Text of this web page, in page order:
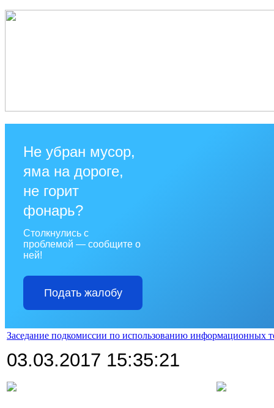
Не убран мусор,
яма на дороге,
не горит
фонарь?
Столкнулись с
проблемой — сообщите о
ней!
Подать жалобу
Заседание подкомиссии по использованию информационных
03.03.2017 15:35:21